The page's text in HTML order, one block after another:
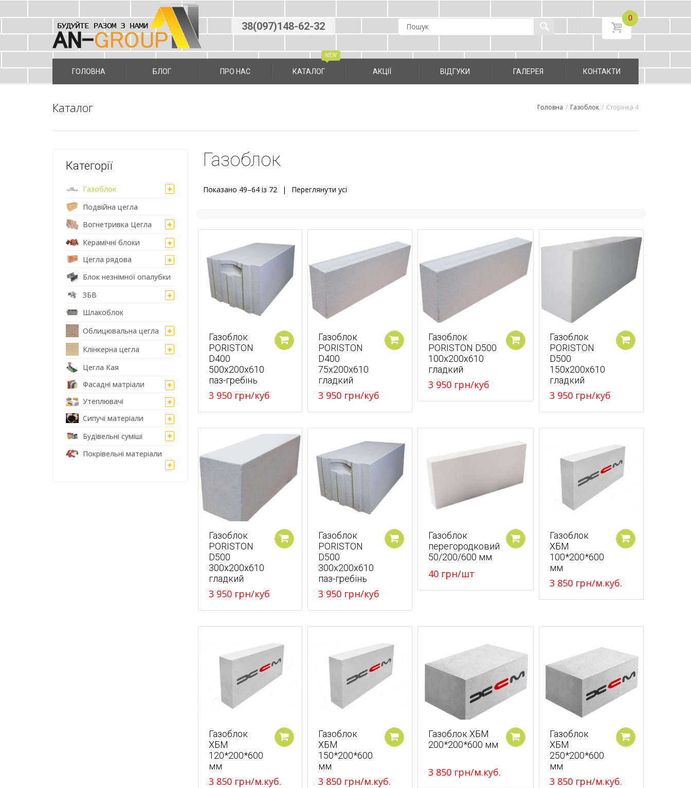
38(097)148-62-32
0
to
ГОЛОВНА БЛОГ ПРО НАС КАТАЛОГ АКЦІЇ ВIДГУКИ ГАЛЕРЕЯ КОНТАКТИ
Каталог Головна / Газоблок / Сторінка 4
Газоблок
Показано 49–64 із 72 Переглянути усi
Газоблок
PORISTON
D400
500x200x610
паз-гребінь
3 950грн/куб
Газоблок
PORISTON
D400
75x200x610
гладкий
3 950 грн/куб
Газоблок
PORISTON D500
100x200x610
гладкий
3 950 грн/куб
Газоблок
PORISTON
D500
150x200x610
гладкий
3 950 грн/куб
Газоблок
PORISTON
D500
300x200x610
гладкий
3 950грн/куб
Газоблок
PORISTON
D500
300x200x610
паз-гребінь
3 950 грн/куб
Газоблок
перегородковий
50/200/600 мм
40 грн/шт
Газоблок
ХБМ
100*200*600
мм
3 850 грн/м.куб.
Газоблок
ХБМ
120*200*600
мм
3 850грн/м.куб.
Газоблок
ХБМ
150*200*600
мм
3 850 грн/м.куб.
Газоблок ХБМ
200*200*600 мм
3 850 грн/м.куб.
Газоблок
ХБМ
250*200*600
мм
3 850 грн/м.куб.
Категорії
Газоблок
Подвійна цегла
Вогнетривка Цегла
Керамічні блоки
Цегла рядова
Блок незнімної опалубки
ЗБВ
Шлакоблок
Облицювальна цегла
Клінкерна цегла
Цегла Кая
Фасадні матріали
Утеплювачі
Сипучі матеріали
Будівельні суміші
Покрівельні матеріали